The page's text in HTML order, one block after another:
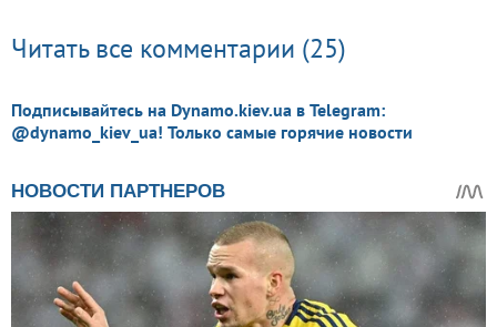
Читать все комментарии (25)
Подписывайтесь на Dynamo.kiev.ua в Telegram:
@dynamo_kiev_ua! Только самые горячие новости